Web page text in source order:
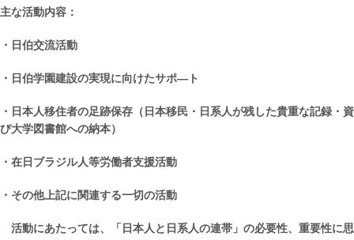
主な活動内容：
・日伯交流活動
・日伯学園建設の実現に向けたサポ―ト
・日本人移住者の足跡保存（日本移民・日系人が残した貴重な記録・
び大学図書館への納本）
・在日ブラジル人等労働者支援活動
・その他上記に関連する一切の活動
活動にあたっては、「日本人と日系人の連帯」の必要性、重要性に